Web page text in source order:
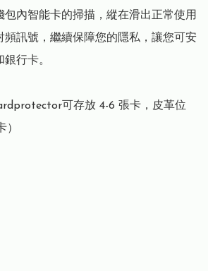
包內智能卡的掃描，縱在滑出正常使用
頻訊號，繼續保障您的隱私，讓您可安
行卡。
可存放 4-6 張卡，皮革位
）